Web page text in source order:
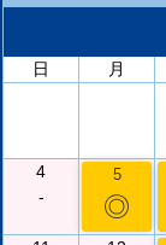
日
月
4
-
5
◎